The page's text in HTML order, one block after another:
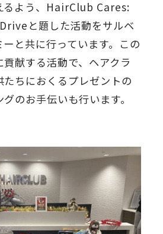
るよう、HairClub Cares:
と題した活動をサルベ
と共に行っています。この
献する活動で、ヘアクラ
たちにおくるプレゼントの
のお手伝いも行います。